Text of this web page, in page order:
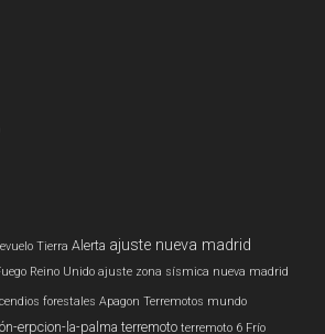
Tierra Alerta ajuste nueva madrid
Reino Unido ajuste zona sísmica nueva madrid
forestales Apagon Terremotos mundo
erpcion-la-palma terremoto terremoto 6 Frío